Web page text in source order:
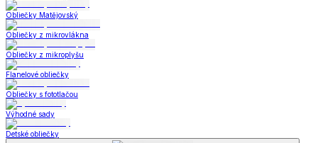
Obliečky Matějovský
Obliečky z mikrovlákna
Obliečky z mikroplyšu
Flanelové obliečky
Obliečky s fototlačou
Výhodné sady
Detské obliečky